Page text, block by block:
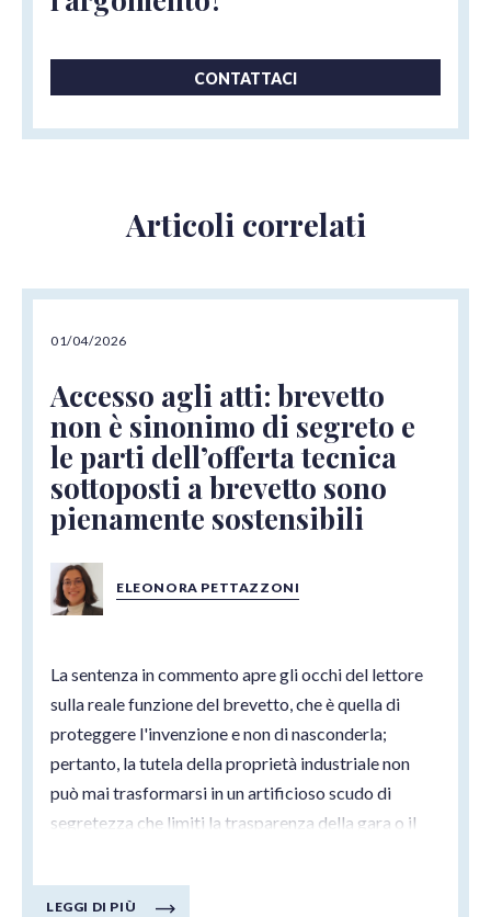
CONTATTACI
Articoli correlati
01/04/2026
Accesso agli atti: brevetto
non è sinonimo di segreto e
le parti dell’offerta tecnica
sottoposti a brevetto sono
pienamente sostensibili
ELEONORA PETTAZZONI
La sentenza in commento apre gli occhi del lettore
sulla reale funzione del brevetto, che è quella di
proteggere l'invenzione e non di nasconderla;
pertanto, la tutela della proprietà industriale non
può mai trasformarsi in un artificioso scudo di
segretezza che limiti la trasparenza della gara o il
TAR Friuli-Venezia Giulia, Sez. I, 11/03 2026, nr. 83
LEGGI DI PIÙ